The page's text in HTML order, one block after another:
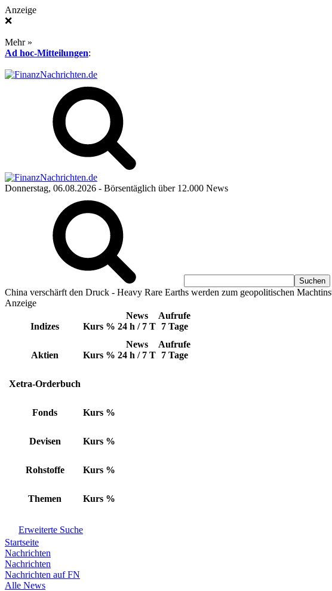
Anzeige
❌
Mehr »
Ad hoc-Mitteilungen:
Donnerstag, 06.08.2026 - Börsentäglich über 12.000 News
China verschärft den Druck - Heavy Rare Earths werden zum geopolitischen
Anzeige
Indizes Kurs %
News
24 h / 7 T
Aufrufe
7 Tage
Aktien Kurs %
News
24 h / 7 T
Aufrufe
7 Tage
Xetra-Orderbuch
Fonds Kurs %
Devisen Kurs %
Rohstoffe Kurs %
Themen Kurs %
Erweiterte Suche
Startseite
Nachrichten
Nachrichten
Nachrichten auf FN
Alle News